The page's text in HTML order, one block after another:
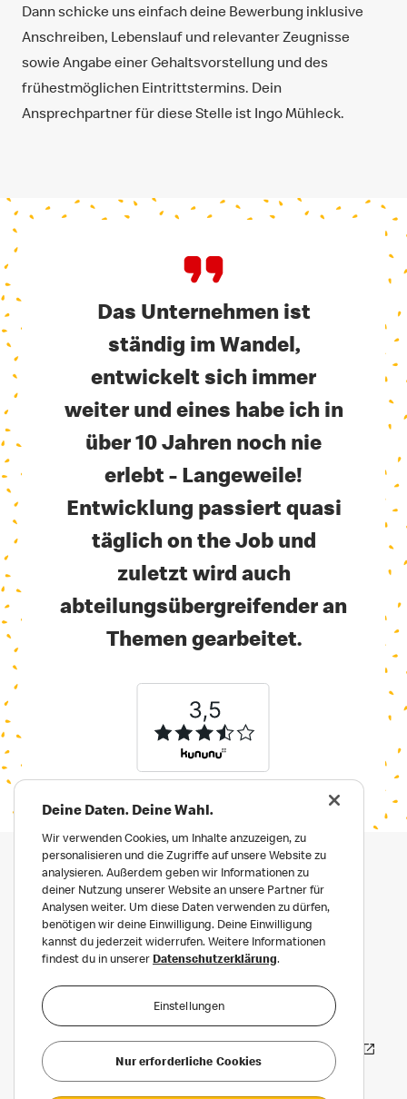
Dann schicke uns einfach deine Bewerbung inklusive
Anschreiben, Lebenslauf und relevanter Zeugnisse
sowie Angabe einer Gehaltsvorstellung und des
frühestmöglichen Eintrittstermins. Dein
Ansprechpartner für diese Stelle ist Ingo Mühleck.
Das Unternehmen ist
ständig im Wandel,
entwickelt sich immer
weiter und eines habe ich in
über 10 Jahren noch nie
erlebt - Langeweile!
Entwicklung passiert quasi
täglich on the Job und
zuletzt wird auch
abteilungsübergreifender an
Themen gearbeitet.
Impressum
Datenschutz für Bewerber:innen
Häufige Fragen
Erklärung zur Barrierefreiheit
Deine Daten. Deine Wahl.
Wir verwenden Cookies, um Inhalte anzuzeigen, zu
personalisieren und die Zugriffe auf unsere Website zu
analysieren. Außerdem geben wir Informationen zu
deiner Nutzung unserer Website an unsere Partner für
Analysen weiter. Um diese Daten verwenden zu dürfen,
benötigen wir deine Einwilligung. Deine Einwilligung
kannst du jederzeit widerrufen. Weitere Informationen
findest du in unserer Datenschutzerklärung.
Einstellungen
Nur erforderliche Cookies